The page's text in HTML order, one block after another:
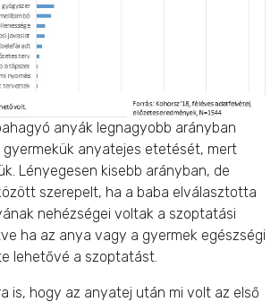
anyák legnagyobb arányban
anyatejes etetését, mert
Lényegesen kisebb arányban, de
szerepelt, ha a baba elválasztotta
nehézségei voltak a szoptatási
ha az anya vagy a gyermek egészségi
lehetővé a szoptatást.
is, hogy az anyatej után mi volt az első